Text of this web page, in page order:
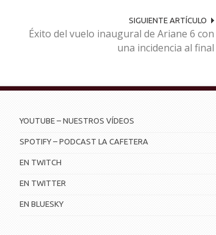
SIGUIENTE ARTÍCULO
Éxito del vuelo inaugural de Ariane 6 con
una incidencia al final
YOUTUBE – NUESTROS VÍDEOS
SPOTIFY – PODCAST LA CAFETERA
EN TWITCH
EN TWITTER
EN BLUESKY